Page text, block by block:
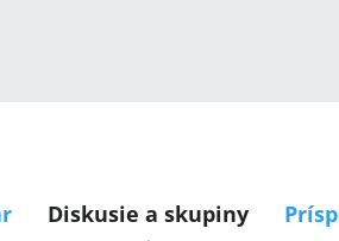
Diskusie a skupiny